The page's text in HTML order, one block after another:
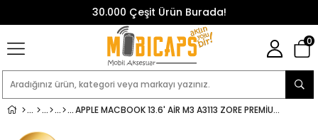
30.000 Çeşit Ürün Burada!
0
APPLE MACBOOK 13.6' AIR M3 A3113 ZORE PREMIUM MSOFT BOTTOM KAPAK